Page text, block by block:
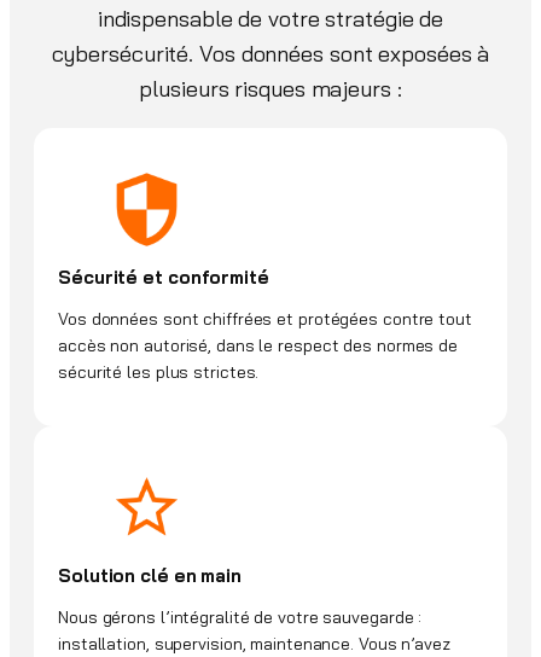
indispensable de votre stratégie de
cybersécurité. Vos données sont exposées à
plusieurs risques majeurs :
Sécurité et conformité
Vos données sont chiffrées et protégées contre tout
accès non autorisé, dans le respect des normes de
sécurité les plus strictes.
Solution clé en main
Nous gérons l’intégralité de votre sauvegarde :
installation, supervision, maintenance. Vous n’avez